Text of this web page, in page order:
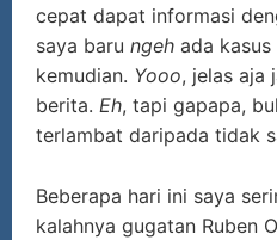
cepat dapat informasi
saya baru ngeh ada
kemudian. Yooo, jelas aja
berita. Eh, tapi gapapa,
terlambat daripada tidak
Beberapa hari ini saya
kalahnya gugatan Ruben